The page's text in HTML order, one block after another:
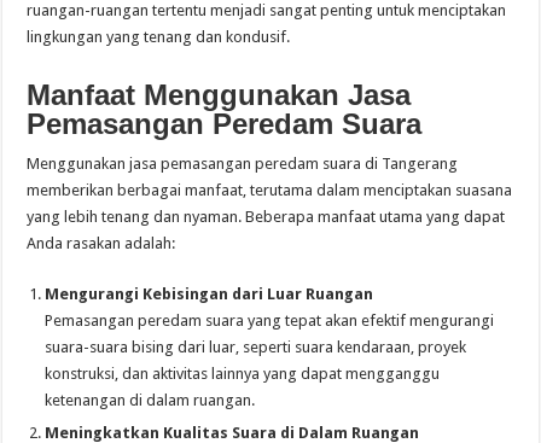
ruangan-ruangan tertentu menjadi sangat penting untuk menciptakan
lingkungan yang tenang dan kondusif.
Manfaat Menggunakan Jasa
Pemasangan Peredam Suara
Menggunakan jasa pemasangan peredam suara di Tangerang
memberikan berbagai manfaat, terutama dalam menciptakan suasana
yang lebih tenang dan nyaman. Beberapa manfaat utama yang dapat
Anda rasakan adalah:
Mengurangi Kebisingan dari Luar Ruangan
Pemasangan peredam suara yang tepat akan efektif mengurangi
suara-suara bising dari luar, seperti suara kendaraan, proyek
konstruksi, dan aktivitas lainnya yang dapat mengganggu
ketenangan di dalam ruangan.
Meningkatkan Kualitas Suara di Dalam Ruangan